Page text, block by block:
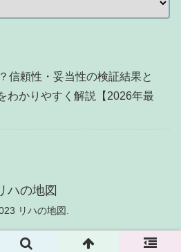
信頼性・妥当性の検証結果と
わかりやすく解説【2026年最
ハの地図
リハの地図.